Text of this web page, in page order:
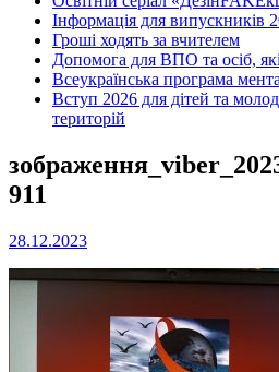
Інформація для випускників
Гроші ходять за вчителем
Допомога для ВПО та осіб,
Всеукраїнська програма
Вступ 2026 для дітей та
територій
911
28.12.2023